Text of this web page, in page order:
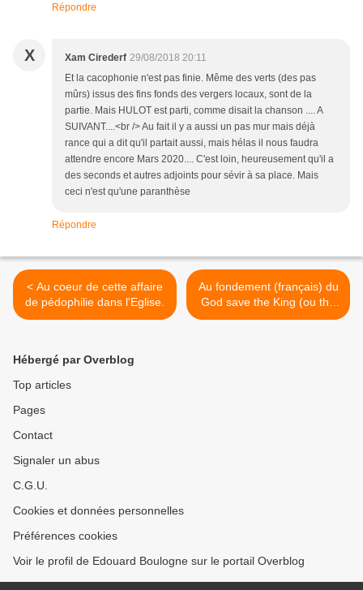
Répondre
X Xam Cirederf 29/08/2018 20:11
Et la cacophonie n'est pas finie. Même des verts (des pas
mûrs) issus des fins fonds des vergers locaux, sont de la
partie. Mais HULOT est parti, comme disait la chanson .... A
SUIVANT....<br /> Au fait il y a aussi un pas mur mais déjà
rance qui a dit qu'il partait aussi, mais hélas il nous faudra
attendre encore Mars 2020.... C'est loin, heureusement qu'il a
des seconds et autres adjoints pour sévir à sa place. Mais
ceci n'est qu'une paranthèse
Répondre
< Au coeur de cette affaire
de pédophilie dans l'Eglise.
Au fondement (français) du
God save the King (ou the
Quen). >
Hébergé par Overblog
Top articles
Pages
Contact
Signaler un abus
C.G.U.
Cookies et données personnelles
Préférences cookies
Voir le profil de Edouard Boulogne sur le portail Overblog